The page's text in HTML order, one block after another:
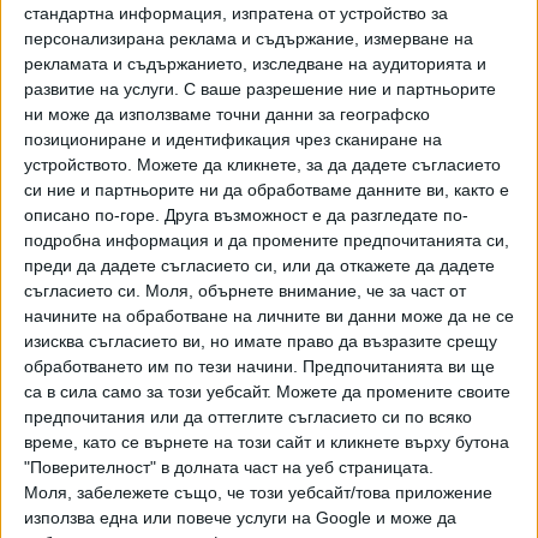
стандартна информация, изпратена от устройство за
персонализирана реклама и съдържание, измерване на
рекламата и съдържанието, изследване на аудиторията и
развитие на услуги. С ваше разрешение ние и партньорите
ни може да използваме точни данни за географско
позициониране и идентификация чрез сканиране на
устройството. Можете да кликнете, за да дадете съгласието
си ние и партньорите ни да обработваме данните ви, както е
описано по-горе. Друга възможност е да разгледате по-
подробна информация и да промените предпочитанията си,
преди да дадете съгласието си, или да откажете да дадете
съгласието си.
Моля, обърнете внимание, че за част от
начините на обработване на личните ви данни може да не се
изисква съгласието ви, но имате право да възразите срещу
обработването им по тези начини. Предпочитанията ви ще
са в сила само за този уебсайт. Можете да промените своите
предпочитания или да оттеглите съгласието си по всяко
време, като се върнете на този сайт и кликнете върху бутона
"Поверителност" в долната част на уеб страницата.
Моля, забележете също, че този уебсайт/това приложение
използва една или повече услуги на Google и може да
че се спира налагането на запори на банкови сметки на
физически лица, на запори върху трудовите
възнаграждения и пенсии, както и извършване на описи
на движими и недвижими вещи, собственост на
физически лица. "Ограничаването на тези мерки само до
физически лица не е оправдано, предлагаме да се отнася
и до юридически лица", пишат от камарата. В тяхната
редакцията текстът звучи така: "Спира се налагането на
запори върху банкови сметки на физическии юридически
лица, на запори върху трудовите възнаграждения и
пенсии, както и извършване на описи на движими и
недвижими вещи.“
БСК приветства предложенията, които
предвиждат възможност работодателят да нарежда на
работниците и служителите да се трудят вкъщи - като
надомна или дистанционна работа, без да ги пита
съгласни ли са, както и да праща персонала в платен или
неплатен отпуск или да въвежда непълно работно